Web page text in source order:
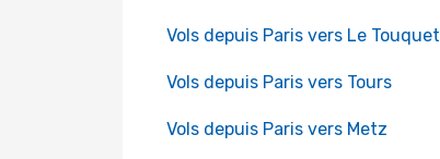
Vols depuis Paris vers Le Touquet
Vols depuis Paris vers Tours
Vols depuis Paris vers Metz